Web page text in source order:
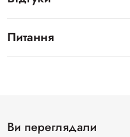
Питання
Ви переглядали